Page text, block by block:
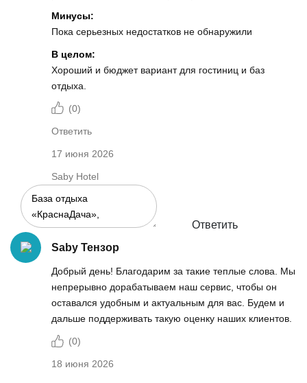
Минусы:
Пока серьезных недостатков не обнаружили
В целом:
Хороший и бюджет вариант для гостиниц и баз
отдыха.
(0)
Ответить
17 июня 2026
Saby Hotel
Ответить
Saby Тензор
Добрый день! Благодарим за такие теплые слова. Мы
непрерывно дорабатываем наш сервис, чтобы он
оставался удобным и актуальным для вас. Будем и
дальше поддерживать такую оценку наших клиентов.
(0)
18 июня 2026